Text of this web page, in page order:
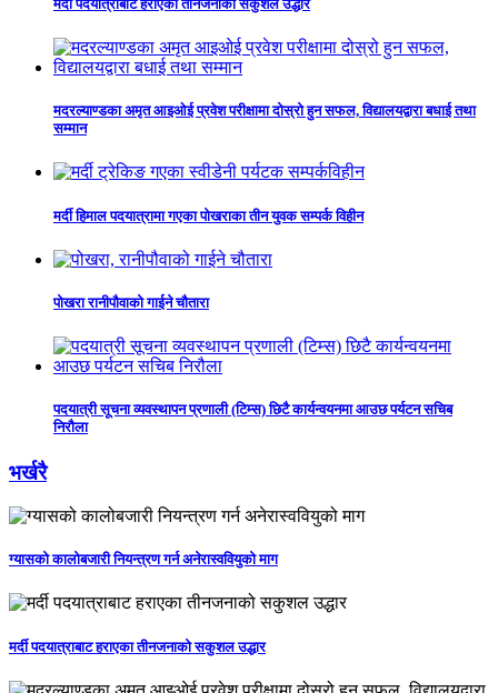
मर्दी पदयात्राबाट हराएका तीनजनाको सकुशल उद्धार
मदरल्याण्डका अमृत आइओई प्रवेश परीक्षामा दोस्रो हुन सफल, विद्यालयद्वारा बधाई तथा
सम्मान
मर्दी हिमाल पदयात्रामा गएका पोखराका तीन युवक सम्पर्क विहीन
पोखरा रानीपौवाको गाईने चौतारा
पदयात्री सूचना व्यवस्थापन प्रणाली (टिम्स) छिटै कार्यन्वयनमा आउछ पर्यटन सचिब
निरौला
भर्खरै
ग्यासको कालोबजारी नियन्त्रण गर्न अनेरास्ववियुको माग
मर्दी पदयात्राबाट हराएका तीनजनाको सकुशल उद्धार